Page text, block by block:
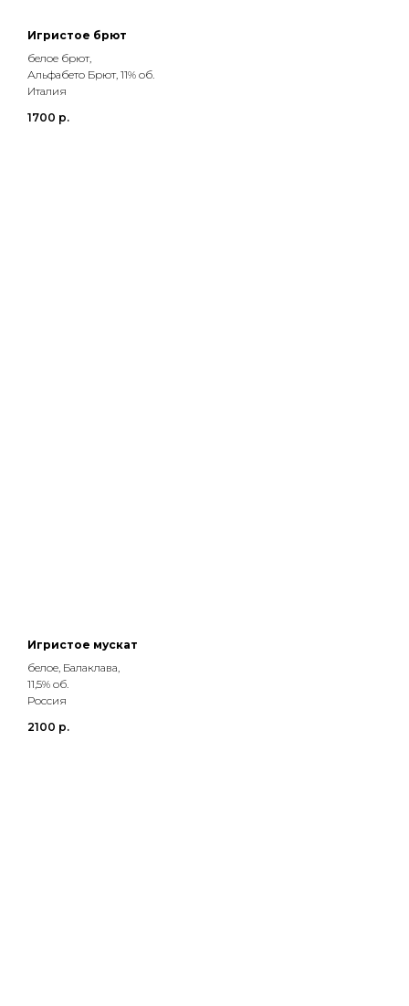
Игристое брют
белое брют,
Альфабето Брют, 11% об.
Италия
1700 р.
Игристое мускат
белое, Балаклава,
11,5% об.
Россия
2100 р.